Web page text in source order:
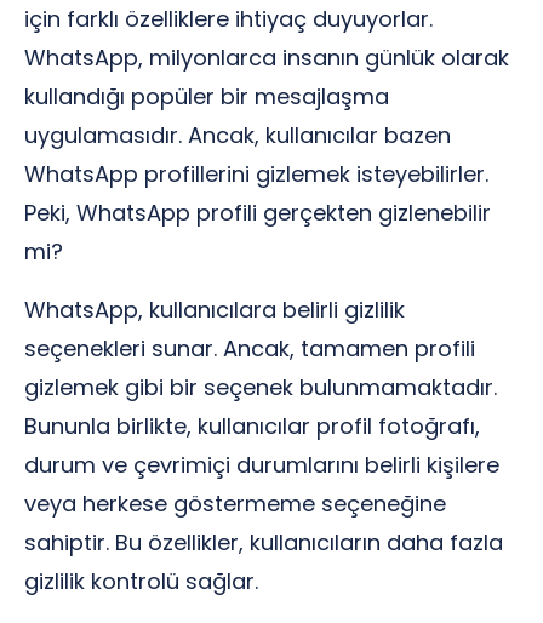
için farklı özelliklere ihtiyaç duyuyorlar.
WhatsApp, milyonlarca insanın günlük olarak
kullandığı popüler bir mesajlaşma
uygulamasıdır. Ancak, kullanıcılar bazen
WhatsApp profillerini gizlemek isteyebilirler.
Peki, WhatsApp profili gerçekten gizlenebilir
mi?
WhatsApp, kullanıcılara belirli gizlilik
seçenekleri sunar. Ancak, tamamen profili
gizlemek gibi bir seçenek bulunmamaktadır.
Bununla birlikte, kullanıcılar profil fotoğrafı,
durum ve çevrimiçi durumlarını belirli kişilere
veya herkese göstermeme seçeneğine
sahiptir. Bu özellikler, kullanıcıların daha fazla
gizlilik kontrolü sağlar.